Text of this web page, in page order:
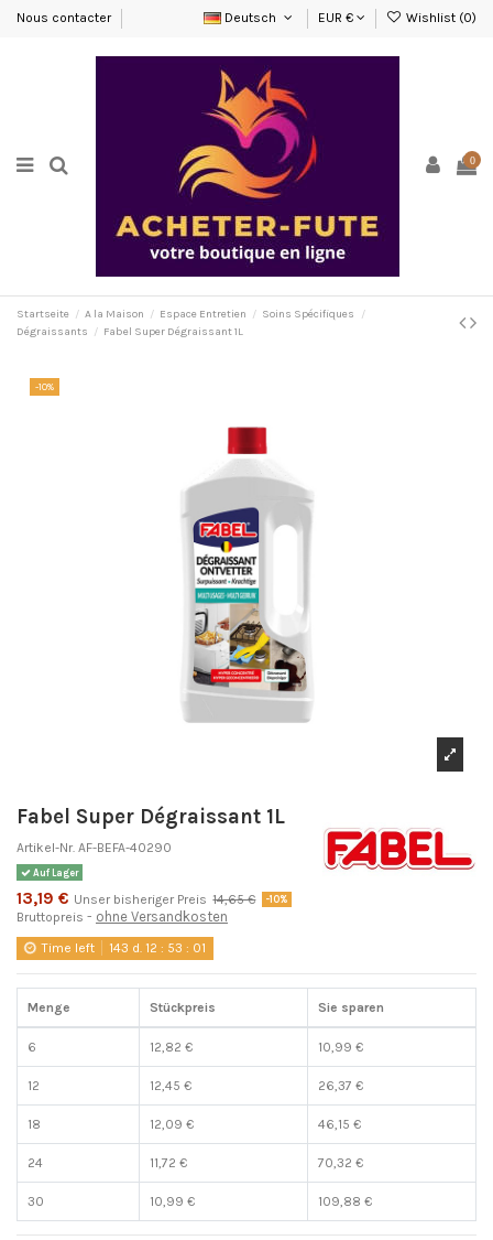
Nous contacter Deutsch EUR € Wishlist (0)
0
Startseite A la Maison Espace Entretien
Soins Spécifiques
Dégraissants
Fabel Super Dégraissant 1L
-10%
Fabel Super Dégraissant 1L
Artikel-Nr. AF-BEFA-40290
Auf Lager
13,19 € Unser bisheriger Preis 14,65 € -10%
Bruttopreis ohne Versandkosten
Time left 143 d. 12 : 53 : 01
Menge Stückpreis Sie sparen
6 12,82 € 10,99 €
12 12,45 € 26,37 €
18 12,09 € 46,15 €
24 11,72 € 70,32 €
30 10,99 € 109,88 €